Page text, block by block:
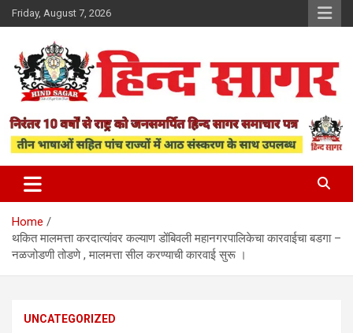
Skip
to
Friday, August 7, 2026
Hind Sagar
Home
थकित मालमत्ता करदात्यांवर कल्याण डोंबिवली महानगरपालिकेचा कारवाईचा बडगा –
नळजोडणी तोडणे , मालमत्ता सील करण्याची कारवाई सुरू ।
UNCATEGORIZED